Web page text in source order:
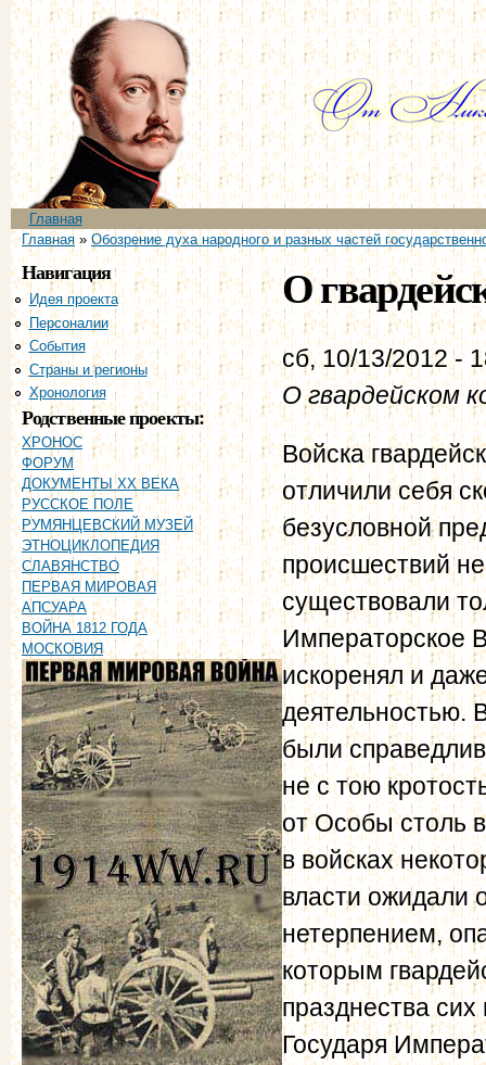
Главное меню
Главная
Вы здесь
Главная» Обозрение духа народного и разных частей
Навигация
Идея проекта
Персоналии
События
Страны и регионы
Хронология
Родственные проекты:
ХРОНОС
ФОРУМ
ДОКУМЕНТЫ XX ВЕКА
РУССКОЕ ПОЛЕ
РУМЯНЦЕВСКИЙ МУЗЕЙ
ЭТНОЦИКЛОПЕДИЯ
СЛАВЯНСТВО
ПЕРВАЯ МИРОВАЯ
АПСУАРА
ВОЙНА 1812 ГОДА
МОСКОВИЯ
О
сб, 10/13/2012 -
О гвардейском
Войска
отличили себя
безусловной
происшествий
существовали
Императорское
искоренял и
деятельностью.
были
не с тою
от Особы столь
в войсках
власти ожидали
нетерпением,
которым
празднества
Государя